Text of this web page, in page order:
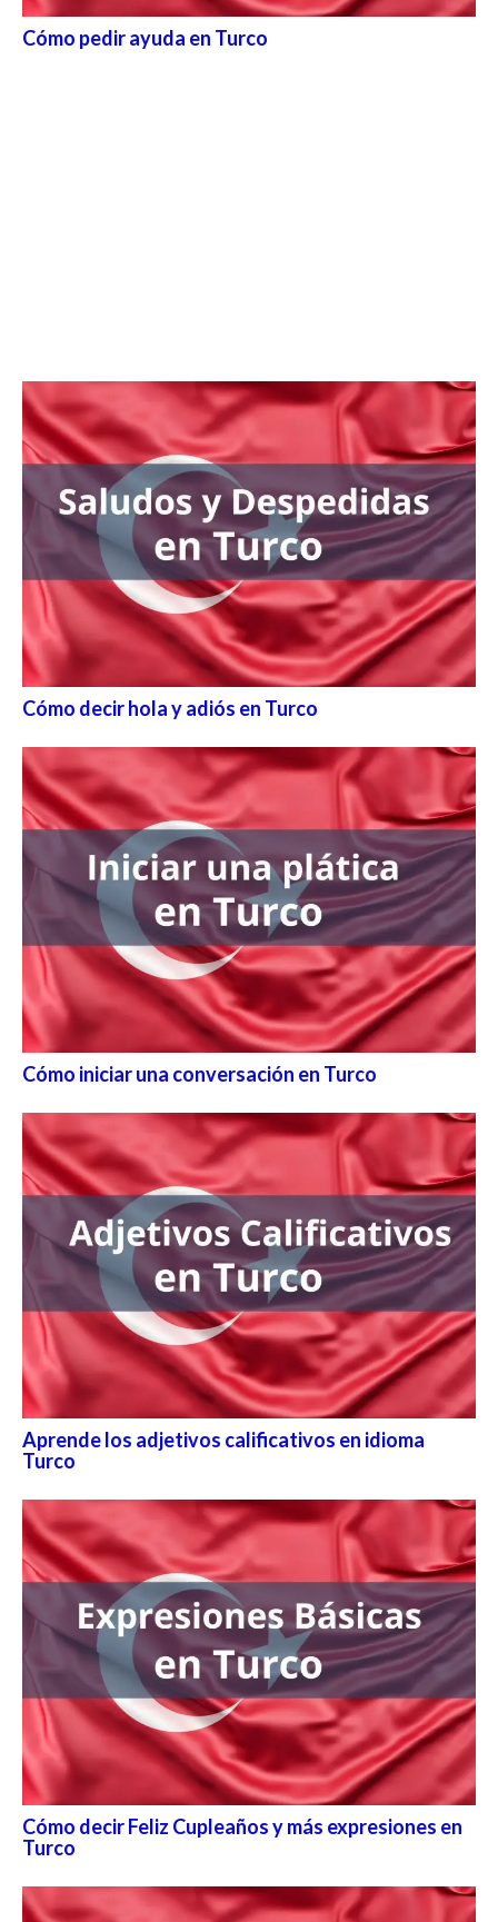
Cómo pedir ayuda en Turco
Cómo decir hola y adiós en Turco
Cómo iniciar una conversación en Turco
Aprende los adjetivos calificativos en idioma
Turco
Cómo decir Feliz Cupleaños y más expresiones en
Turco